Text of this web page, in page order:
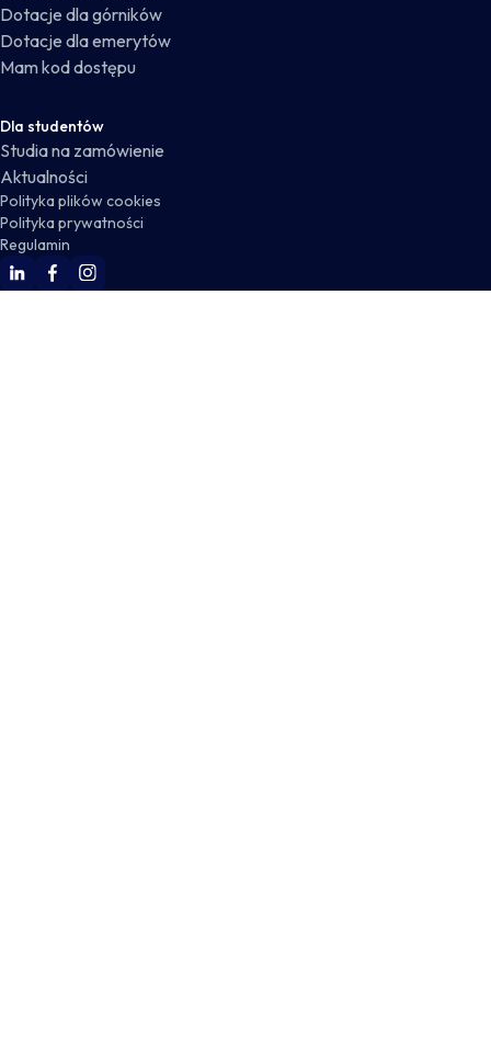
Dotacje dla górników
Dotacje dla emerytów
Mam kod dostępu
Dla studentów
Studia na zamówienie
Aktualności
Polityka plików cookies
Polityka prywatności
Regulamin
WSKZ Linkedin
WSKZ Facebook
WSKZ Instagram